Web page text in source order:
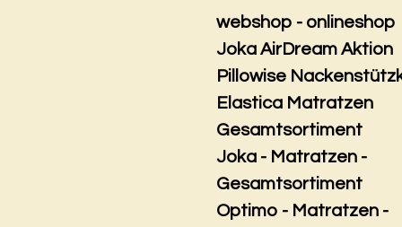
webshop - onlineshop
Joka AirDream Aktion
Pillowise
Elastica Matratzen
Gesamtsortiment
Joka - Matratzen -
Gesamtsortiment
Optimo - Matratzen -